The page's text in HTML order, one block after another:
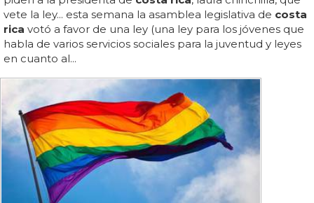
vete la ley... esta semana la asamblea legislativa de costa
rica votó a favor de una ley (una ley para los jóvenes que
habla de varios servicios sociales para la juventud y leyes
en cuanto al...